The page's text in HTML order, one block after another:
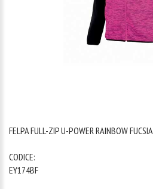
FELPA FULL-ZIP U-POWER RAINBOW FUCSIA
CODICE:
EY174BF